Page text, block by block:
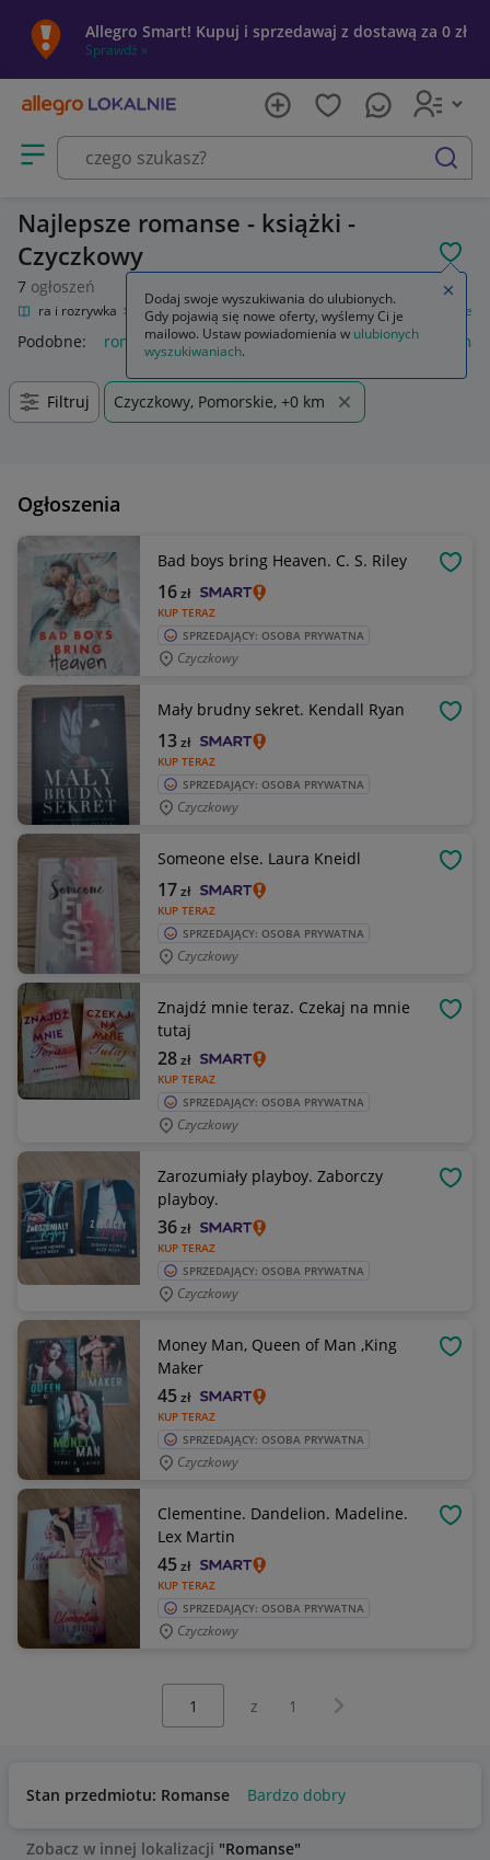
Allegro Smart! Kupuj i sprzedawaj z dostawą za 0 zł
Sprawdź »
Otwórz menu z kategoriami
szukaj
Najlepsze romanse - książki -
Czyczkowy
7 ogłoszeń
Kultura i rozrywka Książki Literatura obyczajowa, erotyczna Romanse
Podobne: romanse książki romanse książki używane
Filtruj Czyczkowy, Pomorskie, +0 km
Ogłoszenia
Bad boys bring Heaven. C. S. Riley
KUP TERAZ
16zł
SPRZEDAJĄCY: OSOBA PRYWATNA
Czyczkowy
Mały brudny sekret. Kendall Ryan
KUP TERAZ
13zł
SPRZEDAJĄCY: OSOBA PRYWATNA
Czyczkowy
Someone else. Laura Kneidl
KUP TERAZ
17zł
SPRZEDAJĄCY: OSOBA PRYWATNA
Czyczkowy
Znajdź mnie teraz. Czekaj na mnie
tutaj
KUP TERAZ
28zł
SPRZEDAJĄCY: OSOBA PRYWATNA
Czyczkowy
Zarozumiały playboy. Zaborczy
playboy.
KUP TERAZ
36zł
SPRZEDAJĄCY: OSOBA PRYWATNA
Czyczkowy
Money Man, Queen of Man ,King
Maker
KUP TERAZ
45zł
SPRZEDAJĄCY: OSOBA PRYWATNA
Czyczkowy
Clementine. Dandelion. Madeline.
Lex Martin
KUP TERAZ
45zł
SPRZEDAJĄCY: OSOBA PRYWATNA
Czyczkowy
z 1 Następna strona
Stan przedmiotu: Romanse Bardzo dobry
Zobacz w innej lokalizacji "Romanse"
Dodaj swoje wyszukiwania do ulubionych.
Gdy pojawią się nowe oferty, wyślemy Ci je
mailowo. Ustaw powiadomienia w ulubionych
wyszukiwaniach.